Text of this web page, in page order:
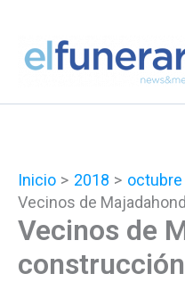
Inicio 2018 octubre
Vecinos de
Vecinos de